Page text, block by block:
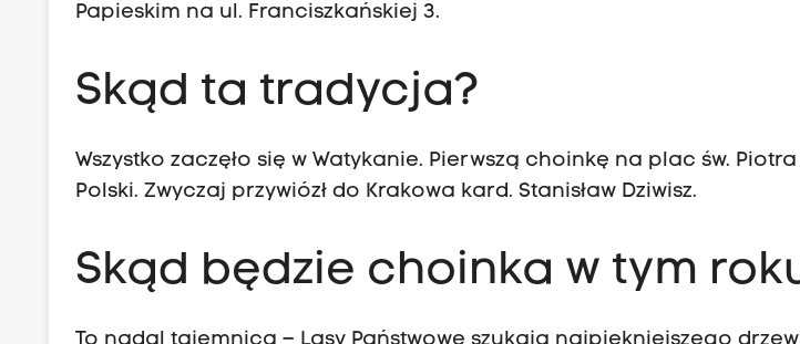
Papieskim na ul. Franciszkańskiej 3.
Skąd ta tradycja?
Wszystko zaczęło się w Watykanie. Pierwszą choinkę na plac św.
Polski. Zwyczaj przywiózł do Krakowa kard. Stanisław Dziwisz.
Skąd będzie choinka w tym